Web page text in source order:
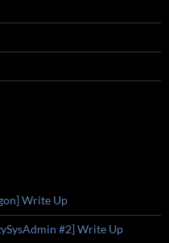
Write Up
#2] Write Up